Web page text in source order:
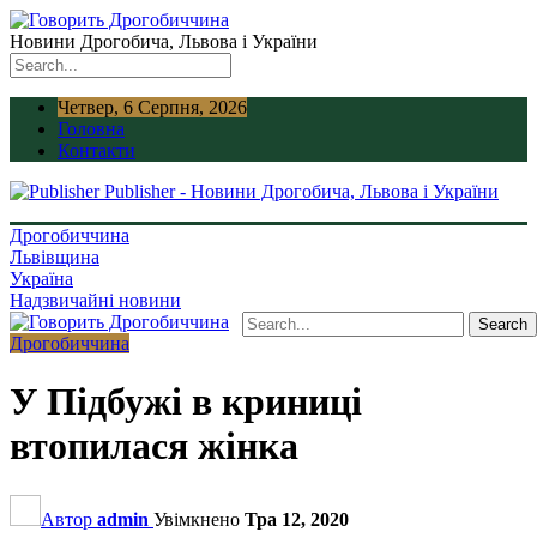
Новини Дрогобича, Львова і України
Четвер, 6 Серпня, 2026
Головна
Контакти
Publisher - Новини Дрогобича, Львова і України
Дрогобиччина
Львівщина
Україна
Надзвичайні новини
Дрогобиччина
У Підбужі в криниці
втопилася жінка
Автор admin Увімкнено Тра 12, 2020